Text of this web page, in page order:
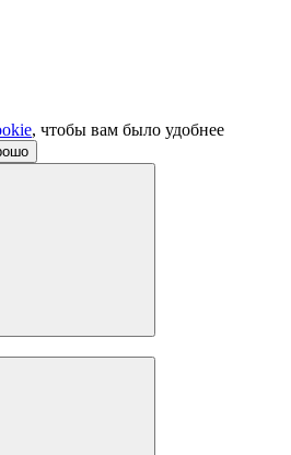
, чтобы вам было удобнее